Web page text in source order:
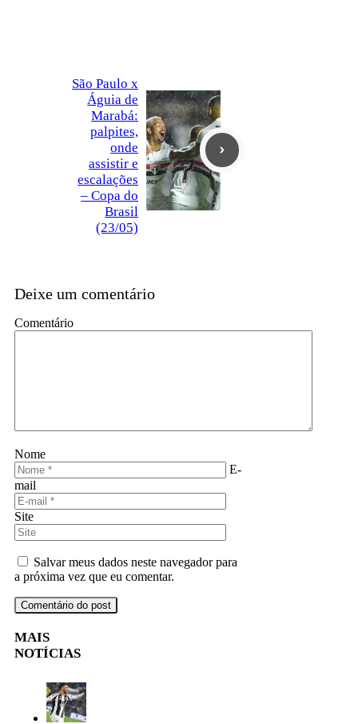
São Paulo x
Águia de
Marabá:
palpites,
onde
assistir e
escalações
– Copa do
Brasil
(23/05)
Deixe um comentário
Comentário
Nome
E-
mail
Site
Salvar meus dados neste navegador para
a próxima vez que eu comentar.
MAIS
NOTÍCIAS